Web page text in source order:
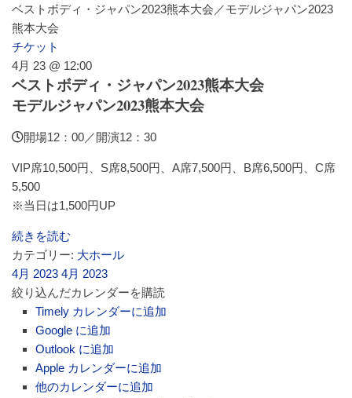
ベストボディ・ジャパン2023熊本大会／モデルジャパン2023
熊本大会
チケット
4月 23 @ 12:00
ベストボディ・ジャパン2023熊本大会
モデルジャパン2023熊本大会
開場12：00／開演12：30
VIP席10,500円、S席8,500円、A席7,500円、B席6,500円、C席
5,500
※当日は1,500円UP
続きを読む
カテゴリー: 大ホール
4月 2023 4月 2023
絞り込んだカレンダーを購読
Timely カレンダーに追加
Google に追加
Outlook に追加
Apple カレンダーに追加
他のカレンダーに追加